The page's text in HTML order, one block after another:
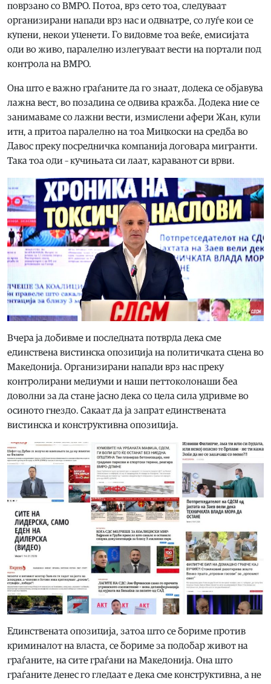
поврзано со ВМРО. Потоа, врз сето тоа, следуваат
организирани напади врз нас и одвнатре, со луѓе кои се
купени, некои уценети. Го видовме тоа веќе, емисијата
оди во живо, паралелно излегуваат вести на портали под
контрола на ВМРО.
Она што е важно граѓаните да го знаат, додека се објавува
лажна вест, во позадина се одвива кражба. Додека ние се
занимаваме со лажни вести, измислени афери Жан, кули
итн, а притоа паралелно на тоа Мицкоски на средба во
Давос преку посредничка компанија договара мигранти.
Така тоа оди – кучињата си лаат, караванот си врви.
Вчера ја добивме и последната потврда дека сме
единствена вистинска опозиција на политичката сцена во
Македонија. Организирани напади врз нас преку
контролирани медиуми и наши петтоколонаши беа
доволни за да стане јасно дека со цела сила удривме во
осиното гнездо. Сакаат да ја запрат единствената
вистинска и конструктивна опозиција.
Единствената опозиција, затоа што се бориме против
криминалот на власта, се бориме за подобар живот на
граѓаните, на сите граѓани на Македонија. Она што
граѓаните денес го гледаат е дека сме конструктивна, а не